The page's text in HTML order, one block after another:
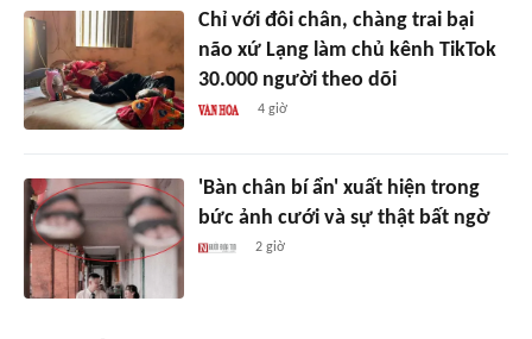
Chỉ với đôi chân, chàng trai bại
não xứ Lạng làm chủ kênh TikTok
30.000 người theo dõi
4 giờ
'Bàn chân bí ẩn' xuất hiện trong
bức ảnh cưới và sự thật bất ngờ
2 giờ